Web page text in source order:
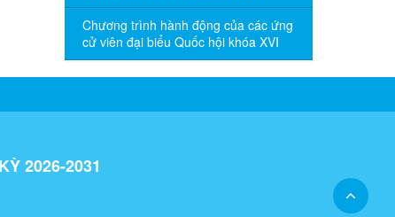
Chương trình hành động của các ứng
cử viên đại biểu Quốc hội khóa XVI
2026-2031